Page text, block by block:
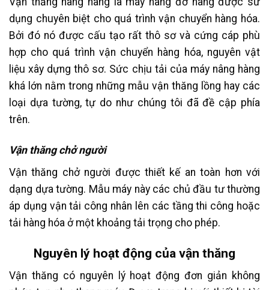
dụng chuyên biệt cho quá trình vận chuyển hàng hóa.
Bởi đó nó được cấu tạo rất thô sơ và cứng cáp phù
hợp cho quá trình vận chuyển hàng hóa, nguyên vật
liệu xây dựng thô sơ. Sức chịu tải của máy nâng hàng
khá lớn nằm trong những mẫu vận thăng lồng hay các
loại dựa tường, tự do như chúng tôi đã đề cập phía
trên.
Vận thăng chở người
Vận thăng chở người được thiết kế an toàn hơn với
dạng dựa tường. Mẫu máy này các chủ đầu tư thường
áp dụng vận tải công nhân lên các tầng thi công hoặc
tải hàng hóa ở một khoảng tải trọng cho phép.
Nguyên lý hoạt động của vận thăng
Vận thăng có nguyên lý hoạt động đơn giản không